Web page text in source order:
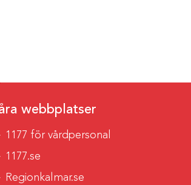
webbplatser
1177 för vårdpersonal
1177.se
Regionkalmar.se